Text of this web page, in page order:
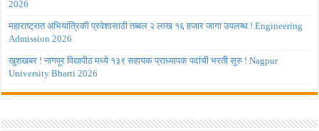
2026
महाराष्ट्रात अभियांत्रिकी प्रवेशासाठी तब्बल २ लाख १६ हजार जागा उपलब्ध ! Engineering
Admission 2026
खुशखबर ! नागपूर विद्यापीठ मध्ये १३९ सहायक प्राध्यापक पदांची भरती सुरु ! Nagpur
University Bharti 2026